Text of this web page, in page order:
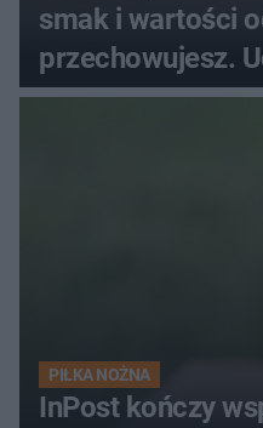
smak i wartości
przechowujesz.
"MasterChefa"
PIŁKA NOŻNA
InPost kończy